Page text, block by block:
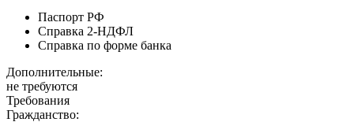
Паспорт РФ
Справка 2-НДФЛ
Справка по форме банка
Дополнительные:
не требуются
Требования
Гражданство: